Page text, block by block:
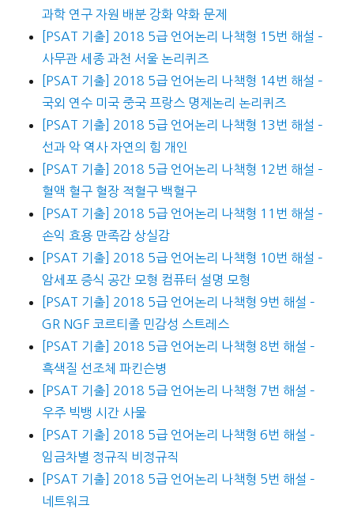
과학 연구 자원 배분 강화 약화 문제
[PSAT 기출] 2018 5급 언어논리 나책형 15번 해설 –
사무관 세종 과천 서울 논리퀴즈
[PSAT 기출] 2018 5급 언어논리 나책형 14번 해설 –
국외 연수 미국 중국 프랑스 명제논리 논리퀴즈
[PSAT 기출] 2018 5급 언어논리 나책형 13번 해설 –
선과 악 역사 자연의 힘 개인
[PSAT 기출] 2018 5급 언어논리 나책형 12번 해설 –
혈액 혈구 혈장 적혈구 백혈구
[PSAT 기출] 2018 5급 언어논리 나책형 11번 해설 –
손익 효용 만족감 상실감
[PSAT 기출] 2018 5급 언어논리 나책형 10번 해설 –
암세포 증식 공간 모형 컴퓨터 설명 모형
[PSAT 기출] 2018 5급 언어논리 나책형 9번 해설 –
GR NGF 코르티졸 민감성 스트레스
[PSAT 기출] 2018 5급 언어논리 나책형 8번 해설 –
흑색질 선조체 파킨슨병
[PSAT 기출] 2018 5급 언어논리 나책형 7번 해설 –
우주 빅뱅 시간 사물
[PSAT 기출] 2018 5급 언어논리 나책형 6번 해설 –
임금차별 정규직 비정규직
[PSAT 기출] 2018 5급 언어논리 나책형 5번 해설 –
네트워크